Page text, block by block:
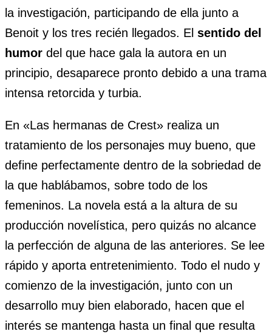
la investigación, participando de ella junto a
Benoit y los tres recién llegados. El sentido del
humor del que hace gala la autora en un
principio, desaparece pronto debido a una trama
intensa retorcida y turbia.
En «Las hermanas de Crest» realiza un
tratamiento de los personajes muy bueno, que
define perfectamente dentro de la sobriedad de
la que hablábamos, sobre todo de los
femeninos. La novela está a la altura de su
producción novelística, pero quizás no alcance
la perfección de alguna de las anteriores. Se lee
rápido y aporta entretenimiento. Todo el nudo y
comienzo de la investigación, junto con un
desarrollo muy bien elaborado, hacen que el
interés se mantenga hasta un final que resulta